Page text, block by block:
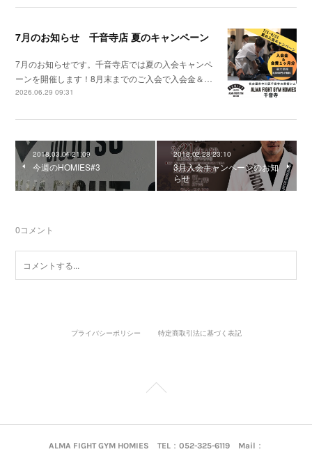
7月のお知らせ 千音寺店 夏のキャンペーン
7月のお知らせです。千音寺店では夏の入会キャンペ
ーンを開催します！8月末までのご入会で入会金＆…
2026.06.29 09:31
2018.03.04 21:09
今週のHOMIES#3
2018.02.28 23:10
3月入会キャンペーンのお知
らせ
0コメント
プライバシーポリシー 特定商取引法に基づく表記
ALMA FIGHT GYM HOMIES TEL：052-325-6119 Mail：